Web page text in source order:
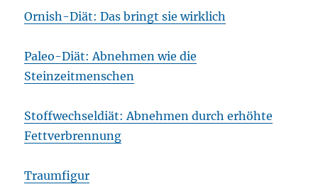
Ornish-Diät: Das bringt sie wirklich
Paleo-Diät: Abnehmen wie die
Steinzeitmenschen
Stoffwechseldiät: Abnehmen durch erhöhte
Fettverbrennung
Traumfigur